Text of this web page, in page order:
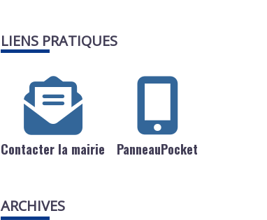
LIENS PRATIQUES
Contacter la mairie PanneauPocket
ARCHIVES